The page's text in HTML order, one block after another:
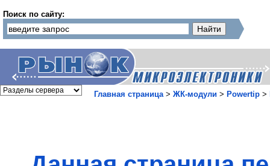
Поиск по сайту:
Главная страница> ЖК-модули > Powertip >